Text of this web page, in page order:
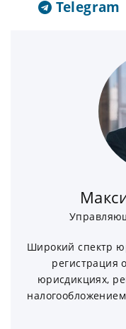
Telegram
Широкий спектр
регистрация
юрисдикциях,